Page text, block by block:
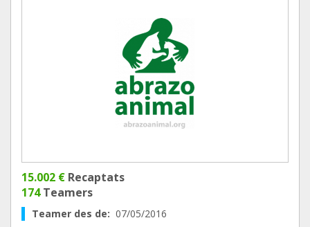
15.002 € Recaptats
174Teamers
Teamer des de: 07/05/2016